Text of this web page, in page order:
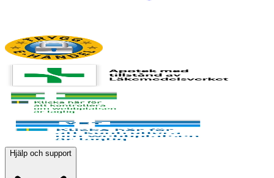
Hjälp och support